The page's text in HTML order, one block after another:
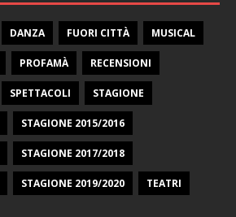
DANZA FUORI CITTÀ MUSICAL
PROFAMÀ RECENSIONI
SPETTACOLI STAGIONE
STAGIONE 2015/2016
STAGIONE 2017/2018
STAGIONE 2019/2020 TEATRI